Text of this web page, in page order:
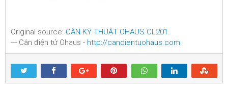
Original source: CÂN KỸ THUẬT OHAUS CL201
--- Cân điện tử Ohaus - http://candientuohaus.com